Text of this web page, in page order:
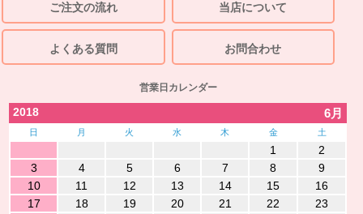
ご注文の流れ 当店について
よくある質問 お問合わせ
営業日カレンダー
2018 6月
日 月 火 水 木 金 土
1
2
3
4 5 6 7 8
9
10
11 12 13 14 15
16
17
18 19 20 21 22
23